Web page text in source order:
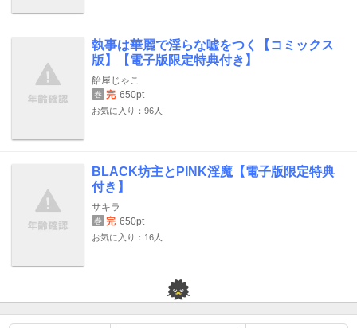
執事は華麗で淫らな嘘をつく【コミックス
版】【電子版限定特典付き】
飴屋じゃこ
巻 完 650pt
お気に入り：96人
BLACK坊主とPINK淫魔【電子版限定特典
付き】
サキラ
巻 完 650pt
お気に入り：16人